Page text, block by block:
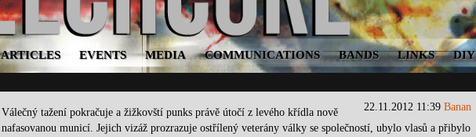
ARTICLES EVENTS MEDIA COMMUNICATIONS BANDS LINKS DIY
22.11.2012 11:39 Banan
Válečný tažení pokračuje a žižkovští punks právě útočí z levého křídla nově
nafasovanou municí. Jejich vizáž prozrazuje ostřílený veterány války se společností, ubylo vlasů a přibylo